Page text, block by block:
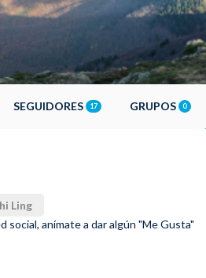
SEGUIDORES 17 GRUPOS 0
Ling
social, anímate a dar algún "Me Gusta"